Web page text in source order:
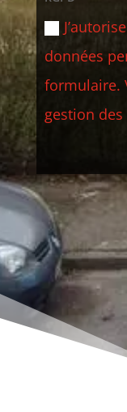
données
formulaire.
gestion